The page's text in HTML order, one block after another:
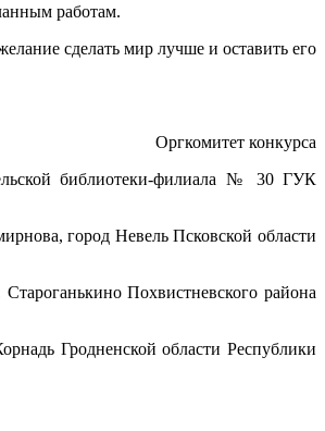
работам.
сделать мир лучше и оставить его
Оргкомитет конкурса
библиотеки-филиала № 30 ГУК
город Невель Псковской области
Похвистневского района
Гродненской области Республики